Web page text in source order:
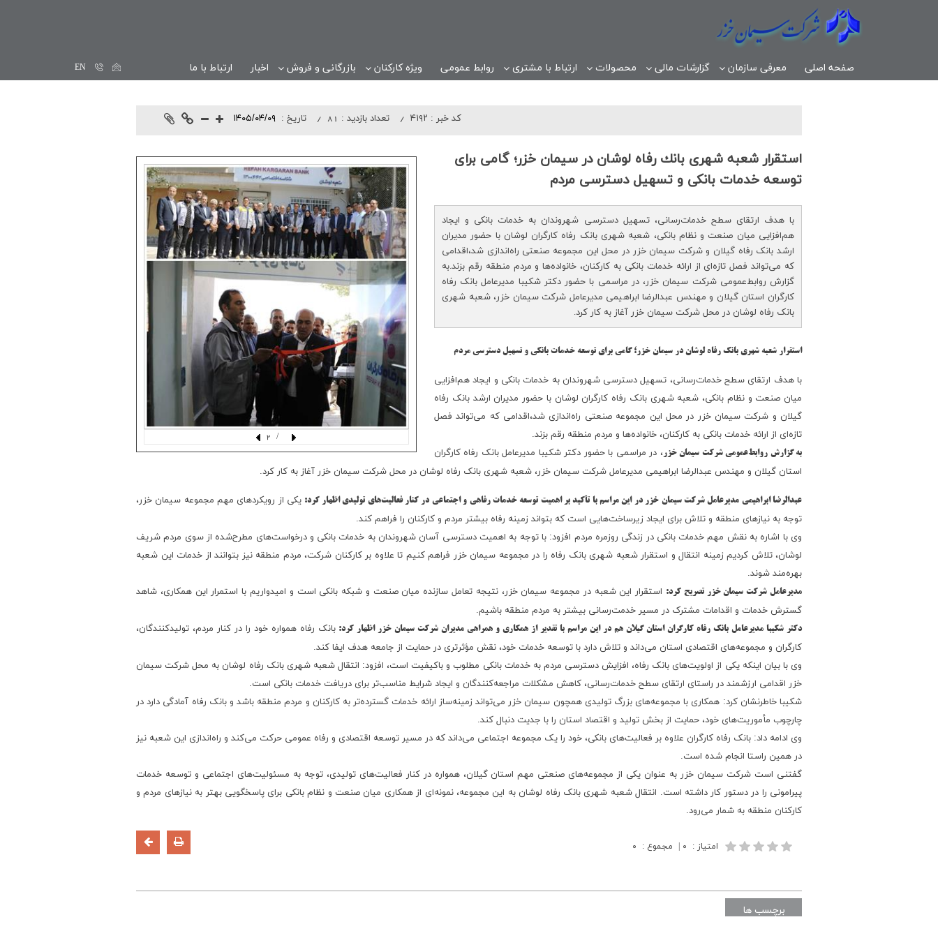
صفحه اصلی معرفی سازمان گزارشات مالی محصولات ارتباط با مشتری روابط عمومی ویژه کارکنان بازرگانی و فروش اخبار ارتباط با ما EN
تاريخ : ۱۴۰۵/۰۴/۰۹ تعداد بازدید : 81 کد خبر : ۴۱۹۲
/ 2
استقرار شعبه شهری بانك رفاه لوشان در سیمان خزر؛ گامی برای
توسعه خدمات بانكی و تسهیل دسترسی مردم
با هدف ارتقای سطح خدمات‌رسانی، تسهیل دسترسی شهروندان به خدمات بانکی و ایجاد
هم‌افزایی میان صنعت و نظام بانکی، شعبه شهری بانک رفاه کارگران لوشان با حضور مدیران
ارشد بانک رفاه گیلان و شرکت سیمان خزر در محل این مجموعه صنعتی راه‌اندازی شد،اقدامی
که می‌تواند فصل تازه‌ای از ارائه خدمات بانکی به کارکنان، خانواده‌ها و مردم منطقه رقم بزند.به
گزارش روابط‌عمومی شرکت سیمان خزر، در مراسمی با حضور دکتر شکیبا مدیرعامل بانک رفاه
کارگران استان گیلان و مهندس عبدالرضا ابراهیمی مدیرعامل شرکت سیمان خزر، شعبه شهری
بانک رفاه لوشان در محل شرکت سیمان خزر آغاز به کار کرد.
استقرار شعبه شهری بانک رفاه لوشان در سیمان خزر؛ گامی برای توسعه خدمات بانکی و تسهیل دسترسی مردم
با هدف ارتقای سطح خدمات‌رسانی، تسهیل دسترسی شهروندان به خدمات بانکی و ایجاد هم‌افزایی
میان صنعت و نظام بانکی، شعبه شهری بانک رفاه کارگران لوشان با حضور مدیران ارشد بانک رفاه
گیلان و شرکت سیمان خزر در محل این مجموعه صنعتی راه‌اندازی شد،اقدامی که می‌تواند فصل
تازه‌ای از ارائه خدمات بانکی به کارکنان، خانواده‌ها و مردم منطقه رقم بزند.
به گزارش روابط‌عمومی شرکت سیمان خزر ، در مراسمی با حضور دکتر شکیبا مدیرعامل بانک رفاه کارگران
استان گیلان و مهندس عبدالرضا ابراهیمی مدیرعامل شرکت سیمان خزر، شعبه شهری بانک رفاه لوشان در محل شرکت سیمان خزر آغاز به کار کرد.
عبدالرضا ابراهیمی مدیرعامل شرکت سیمان خزر در این مراسم با تأکید بر اهمیت توسعه خدمات رفاهی و اجتماعی در کنار فعالیت‌های تولیدی اظهار کرد: یکی از رویکردهای مهم مجموعه سیمان خزر،
توجه به نیازهای منطقه و تلاش برای ایجاد زیرساخت‌هایی است که بتواند زمینه رفاه بیشتر مردم و کارکنان را فراهم کند.
وی با اشاره به نقش مهم خدمات بانکی در زندگی روزمره مردم افزود: با توجه به اهمیت دسترسی آسان شهروندان به خدمات بانکی و درخواست‌های مطرح‌شده از سوی مردم شریف
لوشان، تلاش کردیم زمینه انتقال و استقرار شعبه شهری بانک رفاه را در مجموعه سیمان خزر فراهم کنیم تا علاوه بر کارکنان شرکت، مردم منطقه نیز بتوانند از خدمات این شعبه
بهره‌مند شوند.
مدیرعامل شرکت سیمان خزر تصریح کرد: استقرار این شعبه در مجموعه سیمان خزر، نتیجه تعامل سازنده میان صنعت و شبکه بانکی است و امیدواریم با استمرار این همکاری، شاهد
گسترش خدمات و اقدامات مشترک در مسیر خدمت‌رسانی بیشتر به مردم منطقه باشیم.
دکتر شکیبا مدیرعامل بانک رفاه کارگران استان گیلان هم در این مراسم با تقدیر از همکاری و همراهی مدیران شرکت سیمان خزر اظهار کرد: بانک رفاه همواره خود را در کنار مردم، تولیدکنندگان،
کارگران و مجموعه‌های اقتصادی استان می‌داند و تلاش دارد با توسعه خدمات خود، نقش مؤثرتری در حمایت از جامعه هدف ایفا کند.
وی با بیان اینکه یکی از اولویت‌های بانک رفاه، افزایش دسترسی مردم به خدمات بانکی مطلوب و باکیفیت است، افزود: انتقال شعبه شهری بانک رفاه لوشان به محل شرکت سیمان
خزر اقدامی ارزشمند در راستای ارتقای سطح خدمات‌رسانی، کاهش مشکلات مراجعه‌کنندگان و ایجاد شرایط مناسب‌تر برای دریافت خدمات بانکی است.
شکیبا خاطرنشان کرد: همکاری با مجموعه‌های بزرگ تولیدی همچون سیمان خزر می‌تواند زمینه‌ساز ارائه خدمات گسترده‌تر به کارکنان و مردم منطقه باشد و بانک رفاه آمادگی دارد در
چارچوب مأموریت‌های خود، حمایت از بخش تولید و اقتصاد استان را با جدیت دنبال کند.
وی ادامه داد: بانک رفاه کارگران علاوه بر فعالیت‌های بانکی، خود را یک مجموعه اجتماعی می‌داند که در مسیر توسعه اقتصادی و رفاه عمومی حرکت می‌کند و راه‌اندازی این شعبه نیز
در همین راستا انجام شده است.
گفتنی است شرکت سیمان خزر به عنوان یکی از مجموعه‌های صنعتی مهم استان گیلان، همواره در کنار فعالیت‌های تولیدی، توجه به مسئولیت‌های اجتماعی و توسعه خدمات
پیرامونی را در دستور کار داشته است. انتقال شعبه شهری بانک رفاه لوشان به این مجموعه، نمونه‌ای از همکاری میان صنعت و نظام بانکی برای پاسخگویی بهتر به نیازهای مردم و
کارکنان منطقه به شمار می‌رود.
امتیاز : ۰ مجموع : ۰
برچسب ها